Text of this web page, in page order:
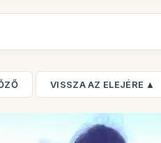
VISSZA AZ ELEJÉRE ▲